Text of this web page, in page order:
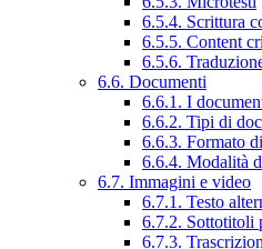
6.5.4. Scrittura
6.5.5. Content
6.5.6.
6.6. Documenti
6.6.1. I
6.6.2. Tipi di
6.6.3. Formato
6.6.4. Modalità
6.7. Immagini e video
6.7.1. Testo
6.7.2. Sottotitoli
6.7.3.